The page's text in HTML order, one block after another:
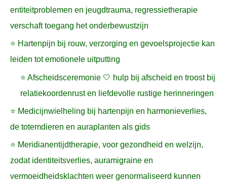
entiteitproblemen en jeugdtrauma, regressietherapie
verschaft toegang het onderbewustzijn
⭐ Hartenpijn bij rouw, verzorging en gevoelsprojectie kan
leiden tot emotionele uitputting
⭐ Afscheidsceremonie 🤍 hulp bij afscheid en troost bij
relatiekoordenrust en liefdevolle rustige herinneringen
⭐ Medicijnwielheling bij hartenpijn en harmonieverlies,
de totemdieren en auraplanten als gids
⭐ Meridianentijdtherapie, voor gezondheid en welzijn,
zodat identiteitsverlies, auramigraine en
vermoeidheidsklachten weer genormaliseerd kunnen